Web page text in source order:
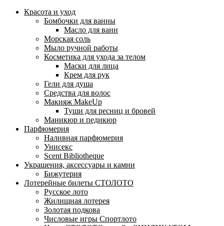
Красота и уход
Бомбочки для ванны
Масло для ванн
Морская соль
Мыло ручной работы
Косметика для ухода за телом
Маски для лица
Крем для рук
Гели для душа
Средства для волос
Макияж MakeUp
Туши для ресниц и бровей
Маникюр и педикюр
Парфюмерия
Наливная парфюмерия
Унисекс
Scent Bibliotheque
Украшения, аксессуары и камни
Бижутерия
Лотерейные билеты СТОЛОТО
Русское лото
Жилищная лотерея
Золотая подкова
Числовые игры Спортлото